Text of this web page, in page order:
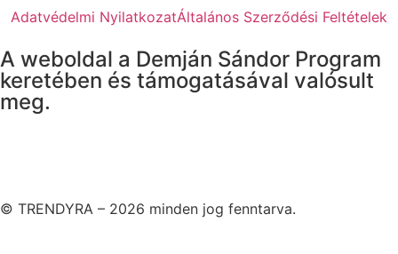
Adatvédelmi NyilatkozatÁltalános Szerződési Feltételek
A weboldal a Demján Sándor Program
keretében és támogatásával valósult
meg.
© TRENDYRA – 2026 minden jog fenntarva.